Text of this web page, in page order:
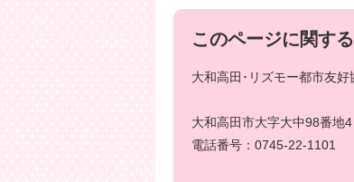
このページに関す
大和高田･リズモー都市友
大和高田市大字大中98番地4
電話番号：0745-22-1101